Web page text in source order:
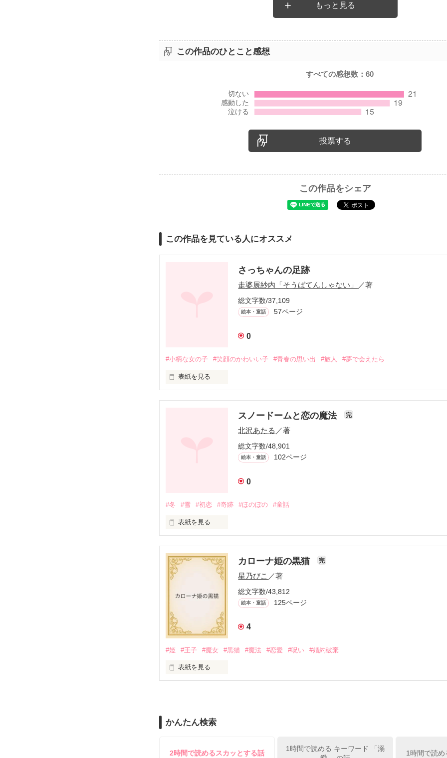
ない。ただ、彼らは愚かなだけ。
しかし、彼は私がどんなに醜くなっても態度は変わらなかった。
共に日々をゆっくりと過ごす度、
一体、この感情はなんと呼ぶのだろう――？
たったそれだけなのに、私の心はおかしくなる。
けれど、悪魔の彼女には分からない。知る機会もない。理解してはいけないもの
種別も、風貌も関係ない。
素敵なお話をありがとうございます!
もっと見る
この作品のひとこと感想
すべての感想数：60
投票する
この作品をシェア
この作品を見ている人にオススメ
さっちゃんの足跡
走婆展紗内「そうばてんしゃない」 ／著
総文字数/37,109
絵本・童話 57ページ
0
#小柄な女の子 #笑顔のかわいい子 #青春の思い出 #旅人 #夢で会えたら
表紙を見る
ぼくのことは覚えているかな？
いつかまた会えるかな？
好きだったよ　さっちゃん。
スノードームと恋の魔法 完
北沢あたる ／著
総文字数/48,901
絵本・童話 102ページ
0
#冬 #雪 #初恋 #奇跡 #ほのぼの #童話
表紙を見る
～寒い冬の日に心が温まるお話をお送りします～
その子の名前はミライちゃんといった。
どんな字を書くのか、それが本当の名前なのかも確かではなかった。
____第1話「ミライ」
カローナ姫の黒猫 完
星乃びこ ／著
総文字数/43,812
絵本・童話 125ページ
4
#姫 #王子 #魔女 #黒猫 #魔法 #恋愛 #呪い #婚約破棄
表紙を見る
かんたん検索
2時間で読めるスカッとする話
1時間で読める キーワード 「溺
1時間で読